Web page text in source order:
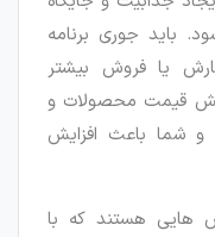
باید جوری برنامه
یا فروش بیشتر
قیمت محصولات و
شما باعث افزایش
هایی هستند که با